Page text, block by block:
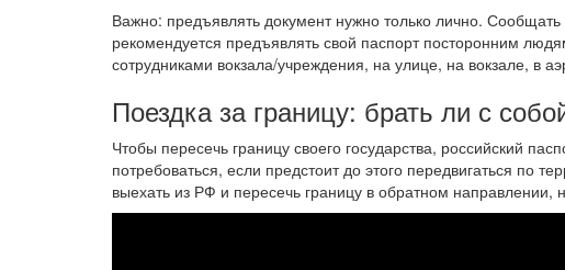
Важно: предъявлять документ нужно только лично.
рекомендуется предъявлять свой паспорт посторонним
сотрудниками вокзала/учреждения, на улице, на вокзале, в
Поездка за границу: брать ли с
Чтобы пересечь границу своего государства, российский
потребоваться, если предстоит до этого передвигаться по
выехать из РФ и пересечь границу в обратном направлении,